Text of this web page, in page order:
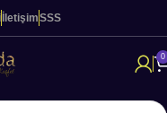
İletişimSSS
0